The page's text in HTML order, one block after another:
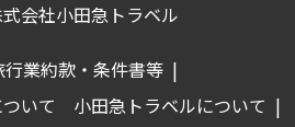
会社小田急トラベル
行業約款・条件書等 |
いて
小田急トラベルについて |